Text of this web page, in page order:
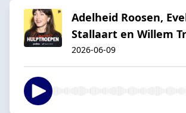
Adelheid Roosen,
Stallaart en Willem
2026-06-09